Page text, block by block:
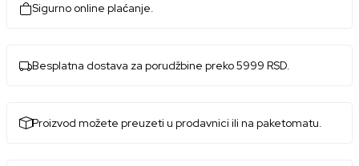
Sigurno online plaćanje.
Besplatna dostava za porudžbine preko 5999 RSD.
Proizvod možete preuzeti u prodavnici ili na paketomatu.